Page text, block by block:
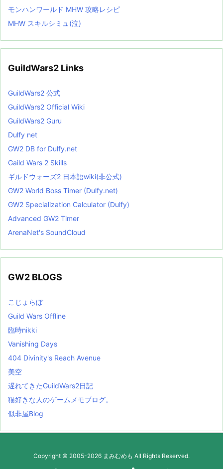
モンハンワールド MHW 攻略レシピ
MHW スキルシミュ(泣)
GuildWars2 Links
GuildWars2 公式
GuildWars2 Official Wiki
GuildWars2 Guru
Dulfy net
GW2 DB for Dulfy.net
Gaild Wars 2 Skills
ギルドウォーズ2 日本語wiki(非公式)
GW2 World Boss Timer (Dulfy.net)
GW2 Specialization Calculator (Dulfy)
Advanced GW2 Timer
ArenaNet's SoundCloud
GW2 BLOGS
こじょらぼ
Guild Wars Offline
臨時nikki
Vanishing Days
404 Divinity's Reach Avenue
美空
遅れてきたGuildWars2日記
猫好きな人のゲームメモブログ。
似非屋Blog
Copyright © 2005-2026 まみむめも All Rights Reserved.